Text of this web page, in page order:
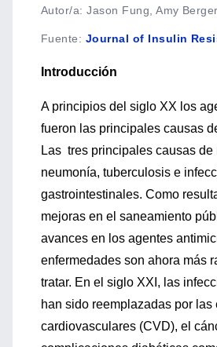
Autor/a: Jason Fung, Amy Berger
Fuente: Journal of Insulin
Introducción
A principios del siglo XX los
fueron las principales causas
Las tres principales causas de
neumonía, tuberculosis e
gastrointestinales. Como
mejoras en el saneamiento
avances en los agentes
enfermedades son ahora más
tratar. En el siglo XXI, las
han sido reemplazadas por las
cardiovasculares (CVD), el